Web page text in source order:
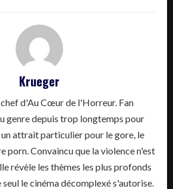
Krueger
d'Au Cœur de l'Horreur. Fan
genre depuis trop longtemps pour
attrait particulier pour le gore, le
porn. Convaincu que la violence n'est
révèle les thèmes les plus profonds
le cinéma décomplexé s'autorise.